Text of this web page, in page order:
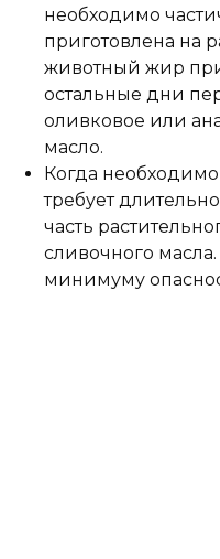
необходимо
приготовлена на
животный жир
остальные дни
оливковое или
масло.
Когда необходимо
требует
часть
сливочного
минимуму